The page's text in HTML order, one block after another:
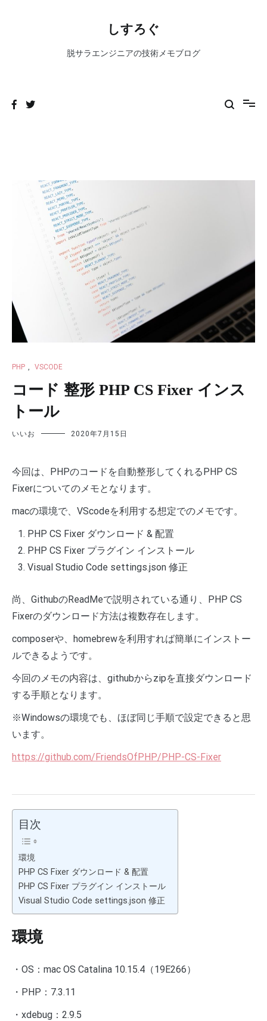
しすろぐ
脱サラエンジニアの技術メモブログ
PHP , VSCODE
コード 整形 PHP CS Fixer インス
トール
いいお 2020年7月15日
今回は、PHPのコードを自動整形してくれるPHP CS
Fixerについてのメモとなります。
macの環境で、VScodeを利用する想定でのメモです。
PHP CS Fixer ダウンロード & 配置
PHP CS Fixer プラグイン インストール
Visual Studio Code settings.json 修正
尚、GithubのReadMeで説明されている通り、PHP CS
Fixerのダウンロード方法は複数存在します。
composerや、homebrewを利用すれば簡単にインストー
ルできるようです。
今回のメモの内容は、githubからzipを直接ダウンロード
する手順となります。
※Windowsの環境でも、ほぼ同じ手順で設定できると思
います。
https://github.com/FriendsOfPHP/PHP-CS-Fixer
目次
環境
PHP CS Fixer ダウンロード & 配置
PHP CS Fixer プラグイン インストール
Visual Studio Code settings.json 修正
環境
・OS：mac OS Catalina 10.15.4（19E266）
・PHP： 7.3.11
・ xdebug：2.9.5